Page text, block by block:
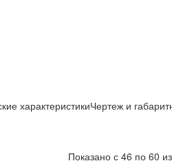
характеристикиЧертеж и
Показано с 46 по 60